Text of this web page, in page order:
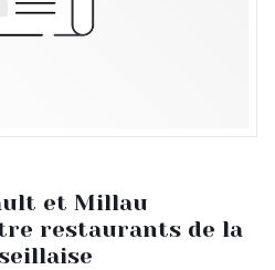
et Millau
restaurants de la